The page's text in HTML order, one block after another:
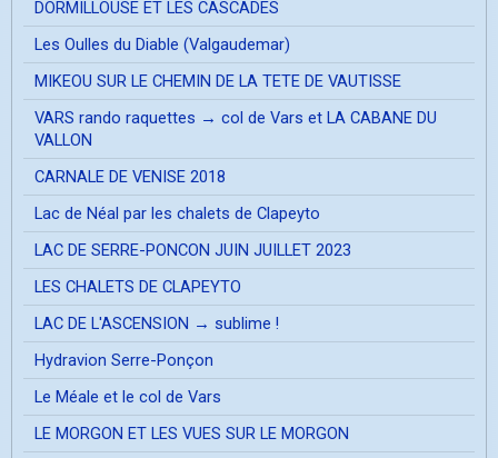
DORMILLOUSE ET LES CASCADES
Les Oulles du Diable (Valgaudemar)
MIKEOU SUR LE CHEMIN DE LA TETE DE VAUTISSE
VARS rando raquettes → col de Vars et LA CABANE DU
VALLON
CARNALE DE VENISE 2018
Lac de Néal par les chalets de Clapeyto
LAC DE SERRE-PONCON JUIN JUILLET 2023
LES CHALETS DE CLAPEYTO
LAC DE L'ASCENSION → sublime !
Hydravion Serre-Ponçon
Le Méale et le col de Vars
LE MORGON ET LES VUES SUR LE MORGON